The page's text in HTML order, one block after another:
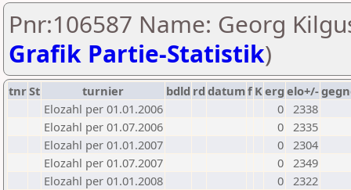
Pnr:106587 Name: Georg
Grafik Partie-Statistik)
tnrSt turnier bdld rd datumf Kerg elo+/-
Elozahl per 01.01.2006
0 2338
Elozahl per 01.07.2006
0 2335
Elozahl per 01.01.2007
0 2304
Elozahl per 01.07.2007
0 2349
Elozahl per 01.01.2008
0 2322